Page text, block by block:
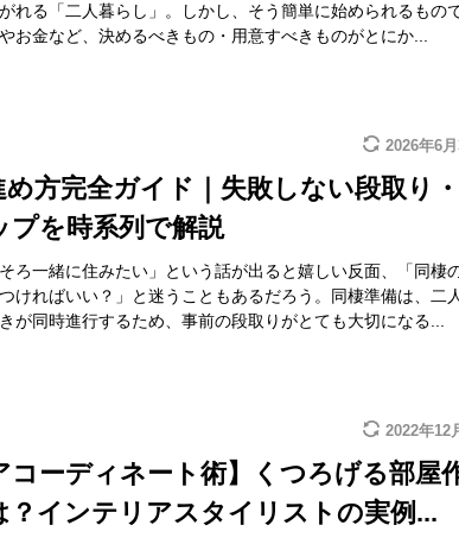
れる「二人暮らし」。しかし、そう簡単に始められるもの
お金など、決めるべきもの・用意すべきものがとにか...
2026年6月
め方完全ガイド｜失敗しない段取り
プを時系列で解説
ろ一緒に住みたい」という話が出ると嬉しい反面、「同棲
ければいい？」と迷うこともあるだろう。同棲準備は、二
が同時進行するため、事前の段取りがとても大切になる...
2022年12
コーディネート術】くつろげる部屋
？インテリアスタイリストの実例...